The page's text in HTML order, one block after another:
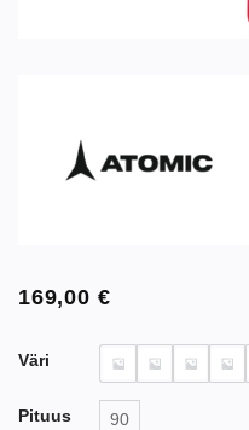
169,00 €
Väri
Pituus 90